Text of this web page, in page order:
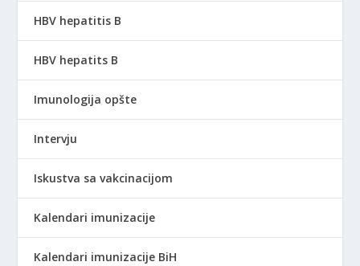
HBV hepatitis B
HBV hepatits B
Imunologija opšte
Intervju
Iskustva sa vakcinacijom
Kalendari imunizacije
Kalendari imunizacije BiH